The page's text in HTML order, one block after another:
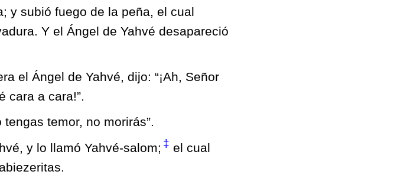
y subió fuego de la peña, el cual
Y el Ángel de Yahvé desapareció
el Ángel de Yahvé, dijo: “¡Ah, Señor
cara a cara!”.
temor, no morirás”.
y lo llamó Yahvé-salom; ‡ el cual